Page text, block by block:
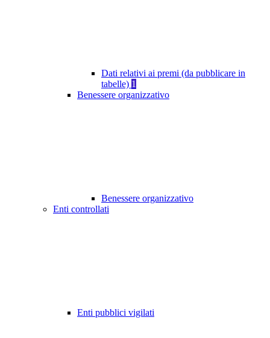
Dati relativi ai premi (da pubblicare in
tabelle) 1
Benessere organizzativo
Benessere organizzativo
Enti controllati
Enti pubblici vigilati